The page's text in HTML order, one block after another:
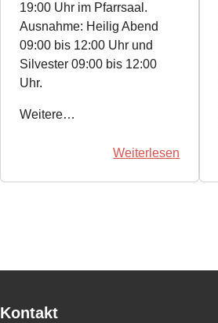
19:00 Uhr im Pfarrsaal.
Ausnahme: Heilig Abend
09:00 bis 12:00 Uhr und
Silvester 09:00 bis 12:00
Uhr.
Weitere…
Weiterlesen
Kontakt